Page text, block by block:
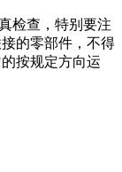
检查，特别要注
的零部件，不得
按规定方向运